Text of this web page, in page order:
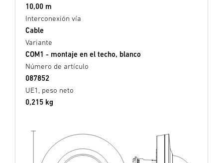
10,00 m
Interconexión vía
Cable
Variante
COM1 - montaje en el techo, blanco
Número de artículo
087852
UE1, peso neto
0,215 kg